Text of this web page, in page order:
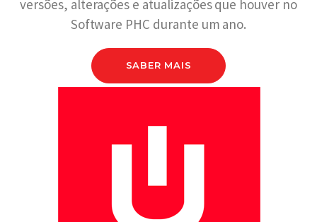
versões, alterações e atualizações que houver no
Software PHC durante um ano.
SABER MAIS